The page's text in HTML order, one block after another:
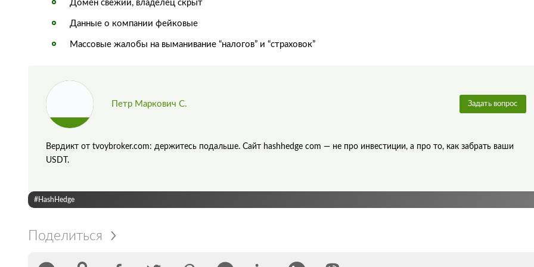
Домен свежий, владелец скрыт
Данные о компании фейковые
Массовые жалобы на выманивание “налогов” и “страховок”
Петр Маркович С. Задать вопрос
Вердикт от tvoybroker.com: держитесь подальше. Сайт hashhedge com — не про инвестиции, а про то, как забрать ваши
USDT.
#HashHedge
Поделиться